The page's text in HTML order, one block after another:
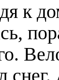
к
снег.